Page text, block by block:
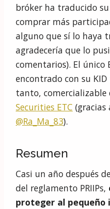
bróker ha traducido
comprar más
alguno que sí lo haya
agradecería que lo
comentarios). El único
encontrado con su
tanto, comercializable
Securities ETC
@Ra_Ma_83).
Resumen
Casi un año después
del reglamento PRIIPs,
proteger al pequeño